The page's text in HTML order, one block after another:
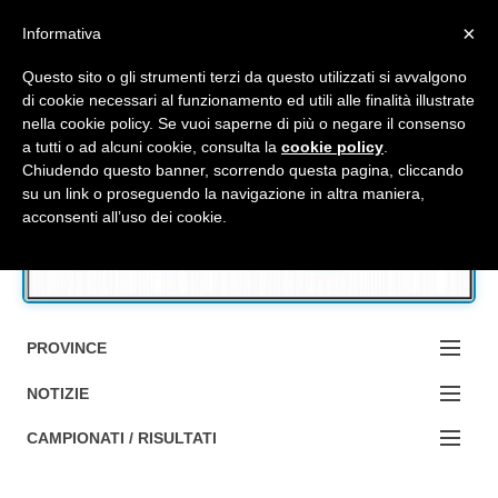
Accedi / Registrati
Contattaci
PROVINCE
EDIZIONE:
BOLOGNA
NOTIZIE
NOTIZIE:
CAMPIONATI / RISULTATI
×
Informativa
Questo sito o gli strumenti terzi da questo utilizzati si avvalgono
di cookie necessari al funzionamento ed utili alle finalità illustrate
nella cookie policy. Se vuoi saperne di più o negare il consenso
a tutti o ad alcuni cookie, consulta la cookie policy
Chiudendo questo banner, scorrendo questa pagina, cliccando
su un link o proseguendo la navigazione in altra maniera,
acconsenti all’uso dei cookie.